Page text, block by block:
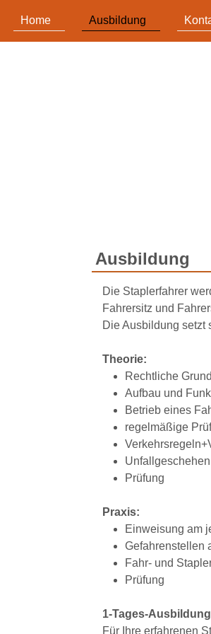
Home Ausbildung
Ausbildung
Die Staplerfahrer
Fahrersitz und
Die Ausbildung setzt
Theorie:
Rechtliche
Aufbau und
Betrieb eines
regelmäßige
Unfallgeschehen
Prüfung
Praxis:
Einweisung am
Gefahrenstellen
Fahr- und
Prüfung
1-Tages-Ausbildung
Für Ihre erfahrenen